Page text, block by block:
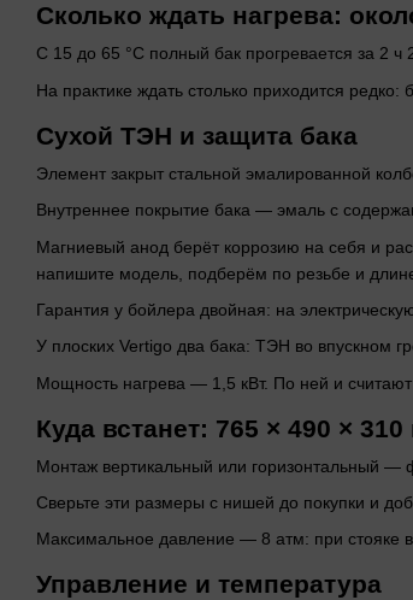
Сколько ждать нагрева:
С 15 до 65 °C полный бак прогревается за 2 ч
На практике ждать столько приходится
Сухой ТЭН и защита бака
Элемент закрыт стальной эмалированной
Внутреннее покрытие бака — эмаль с
Магниевый анод берёт коррозию на себя и
напишите модель, подберём по резьбе и
Гарантия у бойлера двойная: на
У плоских Vertigo два бака: ТЭН во впускном
Мощность нагрева — 1,5 кВт. По ней и
Куда встанет: 765 × 490 ×
Монтаж вертикальный или горизонтальный —
Сверьте эти размеры с нишей до покупки и
Максимальное давление — 8 атм: при стояке
Управление и температура